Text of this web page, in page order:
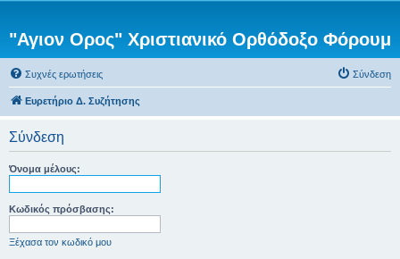
"Αγιον Ορος" Χριστιανικό Ορθόδοξο Φόρουμ
Συχνές ερωτήσεις Σύνδεση
Ευρετήριο Δ. Συζήτησης
Σύνδεση
Όνομα μέλους:
Κωδικός πρόσβασης:
Ξέχασα τον κωδικό μου